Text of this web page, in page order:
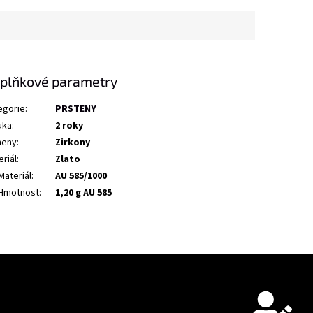
parametry
:
PRSTENY
:
2 roky
:
Zirkony
:
Zlato
:
AU 585/1000
: 1,20 g AU 585